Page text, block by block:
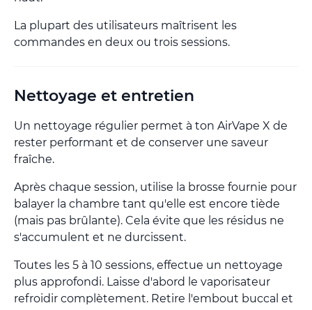
La plupart des utilisateurs maîtrisent les
commandes en deux ou trois sessions.
Nettoyage et entretien
Un nettoyage régulier permet à ton AirVape X de
rester performant et de conserver une saveur
fraîche.
Après chaque session, utilise la brosse fournie pour
balayer la chambre tant qu'elle est encore tiède
(mais pas brûlante). Cela évite que les résidus ne
s'accumulent et ne durcissent.
Toutes les 5 à 10 sessions, effectue un nettoyage
plus approfondi. Laisse d'abord le vaporisateur
refroidir complètement. Retire l'embout buccal et